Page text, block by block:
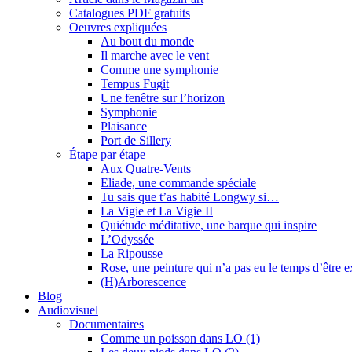
Catalogues PDF gratuits
Oeuvres expliquées
Au bout du monde
Il marche avec le vent
Comme une symphonie
Tempus Fugit
Une fenêtre sur l’horizon
Symphonie
Plaisance
Port de Sillery
Étape par étape
Aux Quatre-Vents
Eliade, une commande spéciale
Tu sais que t’as habité Longwy si…
La Vigie et La Vigie II
Quiétude méditative, une barque qui inspire
L’Odyssée
La Ripousse
Rose, une peinture qui n’a pas eu le temps d’être
(H)Arborescence
Blog
Audiovisuel
Documentaires
Comme un poisson dans LO (1)